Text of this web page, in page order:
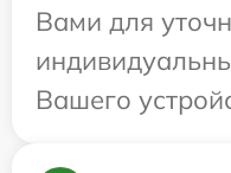
Вами для
Вашего